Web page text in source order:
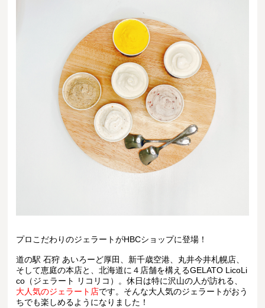
プロこだわりのジェラートがHBCショップに登場！
道の駅 石狩 あいろーど厚田、新千歳空港、丸井今井札幌店、
そして恵庭の本店と、北海道に４店舗を構えるGELATO LicoLi
co（ジェラート リコリコ）。休日は特に沢山の人が訪れる、
大人気のジェラート店です。そんな大人気のジェラートがおう
ちでも楽しめるようになりました！